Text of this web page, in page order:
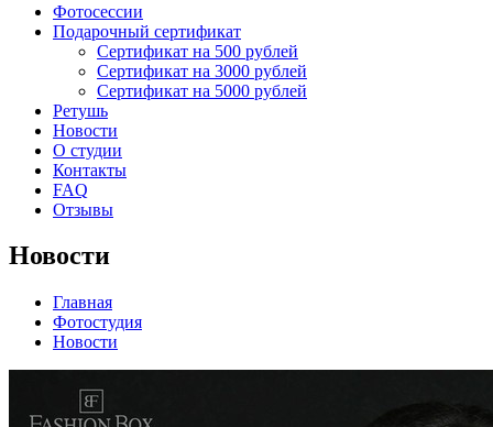
Фотосессии
Подарочный сертификат
Сертификат на 500 рублей
Сертификат на 3000 рублей
Сертификат на 5000 рублей
Ретушь
Новости
О студии
Контакты
FAQ
Отзывы
Новости
Главная
Фотостудия
Новости